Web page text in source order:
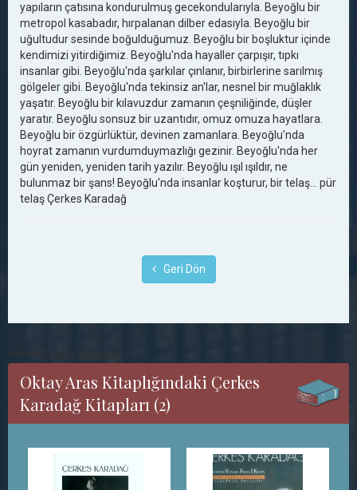
yapıların çatısına kondurulmuş gecekondularıyla. Beyoğlu bir
metropol kasabadır, hırpalanan dilber edasıyla. Beyoğlu bir
uğultudur sesinde boğulduğumuz. Beyoğlu bir boşluktur içinde
kendimizi yitirdiğimiz. Beyoğlu'nda hayaller çarpışır, tıpkı
insanlar gibi. Beyoğlu'nda şarkılar çınlanır, birbirlerine sarılmış
gölgeler gibi. Beyoğlu'nda tekinsiz an'lar, nesnel bir muğlaklık
yaşatır. Beyoğlu bir kılavuzdur zamanın çeşniliğinde, düşler
yaratır. Beyoğlu sonsuz bir uzantıdır, omuz omuza hayatlara.
Beyoğlu bir özgürlüktür, devinen zamanlara. Beyoğlu'nda
hoyrat zamanın vurdumduymazlığı gezinir. Beyoğlu'nda her
gün yeniden, yeniden tarih yazılır. Beyoğlu ışıl ışıldır, ne
bulunmaz bir şans! Beyoğlu'nda insanlar koşturur, bir telaş… pür
telaş Çerkes Karadağ
Geri Dön
Oktay Aras Kitaplığındaki Çerkes
Karadağ Kitapları (2)